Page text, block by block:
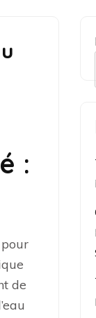
:
de